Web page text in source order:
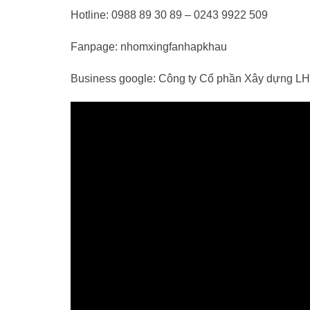
Hotline: 0988 89 30 89 – 0243 9922 509
Fanpage: nhomxingfanhapkhau
Business google: Công ty Cổ phần Xây dựng